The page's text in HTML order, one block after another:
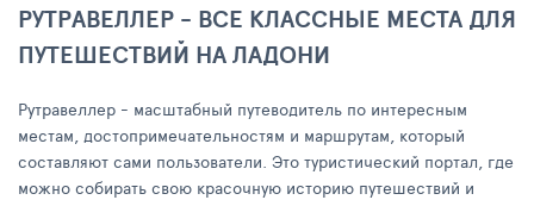
РУТРАВЕЛЛЕР - ВСЕ КЛАССНЫЕ МЕСТА ДЛЯ
ПУТЕШЕСТВИЙ НА ЛАДОНИ
Рутравеллер - масштабный путеводитель по интересным
местам, достопримечательностям и маршрутам, который
составляют сами пользователи. Это туристический портал, где
можно собирать свою красочную историю путешествий и